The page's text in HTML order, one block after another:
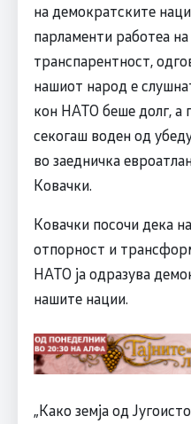
на демократските
парламенти работеа
транспарентност,
нашиот народ е
кон НАТО беше долг, а
секогаш воден од
во заедничка
Ковачки.
Ковачки посочи дека
отпорност и
НАТО ја одразува
нашите нации.
„Како земја од